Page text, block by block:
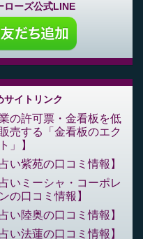
ローズ公式LINE
サイトリンク
の許可票・金看板を低
売する「金看板のエク
」
い紫苑の口コミ情報
いミーシャ・コーポレ
の口コミ情報
い陸奥の口コミ情報
い法蓮の口コミ情報